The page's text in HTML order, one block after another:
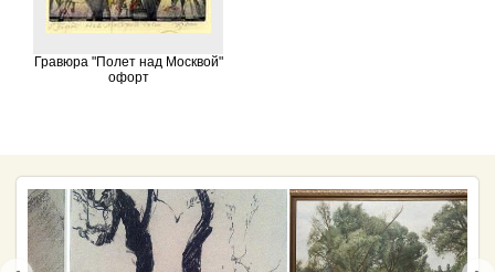
Гравюра "Полет над Москвой"
офорт